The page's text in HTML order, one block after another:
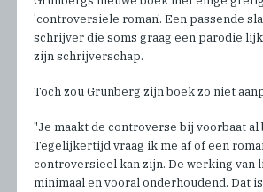
'controversiele roman'. Een passende
schrijver die soms graag een parodie
zijn schrijverschap.
Toch zou Grunberg zijn boek zo niet
"Je maakt de controverse bij voorbaat al
Tegelijkertijd vraag ik me af of een
controversieel kan zijn. De werking van
minimaal en vooral onderhoudend. Dat